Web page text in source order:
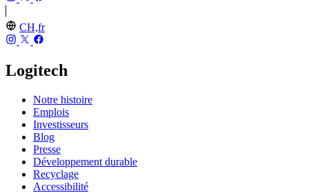
CH,fr
Logitech
Notre histoire
Emplois
Investisseurs
Blog
Presse
Développement durable
Recyclage
Accessibilité